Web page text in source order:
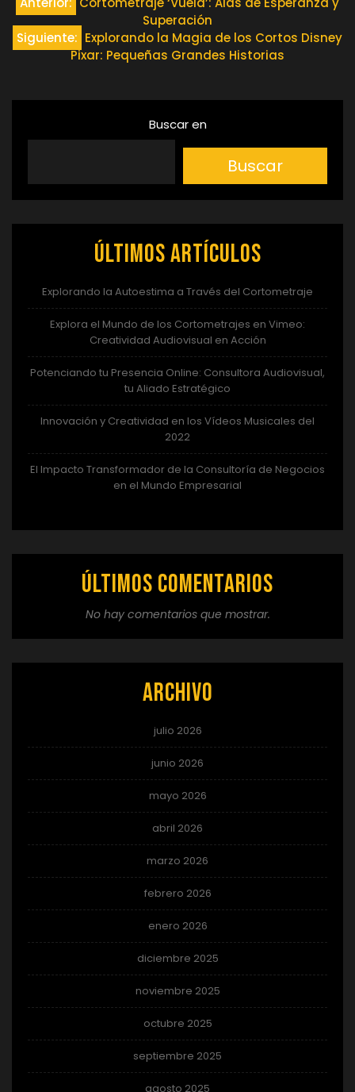
Navegación
de
entradas
Superación
Siguiente: Explorando la Magia de los Cortos Disney
Pixar: Pequeñas Grandes Historias
Buscar en
Buscar
Últimos artículos
Explorando la Autoestima a Través del Cortometraje
Explora el Mundo de los Cortometrajes en Vimeo:
Creatividad Audiovisual en Acción
Potenciando tu Presencia Online: Consultora Audiovisual,
tu Aliado Estratégico
Innovación y Creatividad en los Vídeos Musicales del
2022
El Impacto Transformador de la Consultoría de Negocios
en el Mundo Empresarial
Últimos comentarios
No hay comentarios que mostrar.
Archivo
julio 2026
junio 2026
mayo 2026
abril 2026
marzo 2026
febrero 2026
enero 2026
diciembre 2025
noviembre 2025
octubre 2025
septiembre 2025
agosto 2025